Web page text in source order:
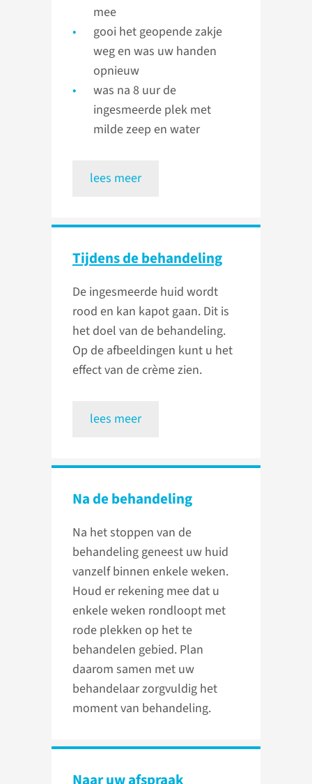
mee
gooi het geopende zakje
weg en was uw handen
opnieuw
was na 8 uur de
ingesmeerde plek met
milde zeep en water
lees meer
Tijdens de behandeling
De ingesmeerde huid wordt
rood en kan kapot gaan. Dit is
het doel van de behandeling.
Op de afbeeldingen kunt u het
effect van de crème zien.
lees meer
Na de behandeling
Na het stoppen van de
behandeling geneest uw huid
vanzelf binnen enkele weken.
Houd er rekening mee dat u
enkele weken rondloopt met
rode plekken op het te
behandelen gebied. Plan
daarom samen met uw
behandelaar zorgvuldig het
moment van behandeling.